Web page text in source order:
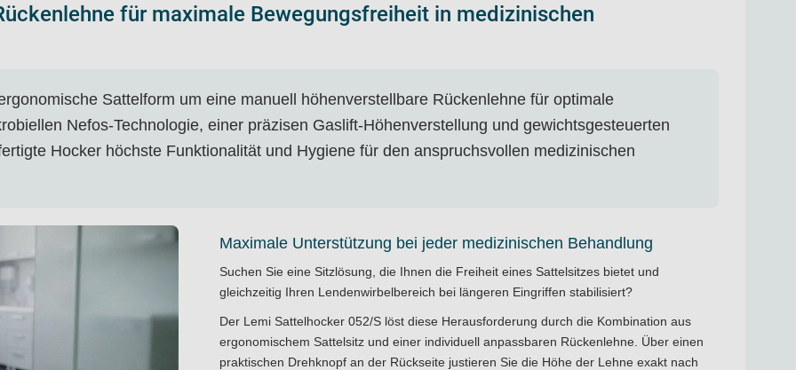
für maximale Bewegungsfreiheit in medizinischen
Sattelform um eine manuell höhenverstellbare Rückenlehne für optimale
Nefos-Technologie, einer präzisen Gaslift-Höhenverstellung und gewichtsgesteuerten
Hocker höchste Funktionalität und Hygiene für den anspruchsvollen medizinischen
Maximale Unterstützung bei jeder medizinischen Behandlung
Suchen Sie eine Sitzlösung, die Ihnen die Freiheit eines Sattelsitzes bietet und
gleichzeitig Ihren Lendenwirbelbereich bei längeren Eingriffen stabilisiert?
Der Lemi Sattelhocker 052/S löst diese Herausforderung durch die Kombination aus
ergonomischem Sattelsitz und einer individuell anpassbaren Rückenlehne. Über einen
praktischen Drehknopf an der Rückseite justieren Sie die Höhe der Lehne exakt nach